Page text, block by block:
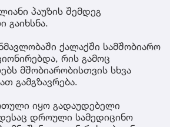
პაუზის შემდეგ
გაიხსნა.
ქალაქში სამშობიარო
რის გამოც
მშობიარობისთვის სხვა
გამგზავრება.
იყო გადაუდებელი
დროული სამედიცინო